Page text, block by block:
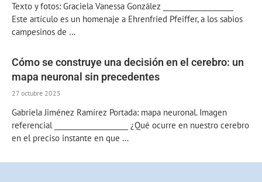
Texto y fotos: Graciela Vanessa González ____________________
Este artículo es un homenaje a Ehrenfried Pfeiffer, a los sabios
campesinos de …
Cómo se construye una decisión en el cerebro: un
mapa neuronal sin precedentes
27 octubre 2025
Gabriela Jiménez Ramírez Portada: mapa neuronal. Imagen
referencial _____________________ ¿Qué ocurre en nuestro cerebro
en el preciso instante en que …